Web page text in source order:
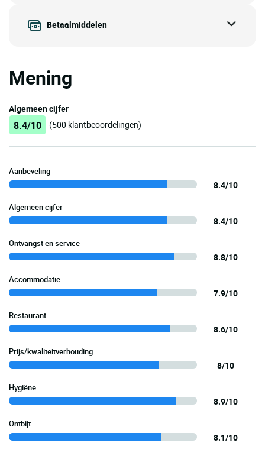
Betaalmiddelen
Mening
Algemeen cijfer
8.4/10 (500 klantbeoordelingen)
Aanbeveling
8.4/10
Algemeen cijfer
8.4/10
Ontvangst en service
8.8/10
Accommodatie
7.9/10
Restaurant
8.6/10
Prijs/kwaliteitverhouding
8/10
Hygiëne
8.9/10
Ontbijt
8.1/10